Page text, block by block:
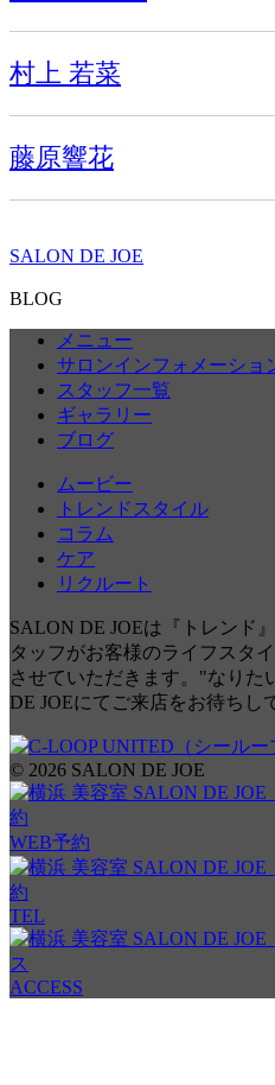
村上 若菜
藤原響花
SALON DE JOE
BLOG
メニュー
サロンインフォメーショ
スタッフ一覧
ギャラリー
ブログ
ムービー
トレンドスタイル
コラム
ケア
リクルート
SALON DE JOEは『トレンド
タッフがお客様のライフスタ
させていただきます。"なりた
DE JOEにてご来店をお待ちし
© 2026 SALON DE JOE
WEB予約
TEL
ACCESS